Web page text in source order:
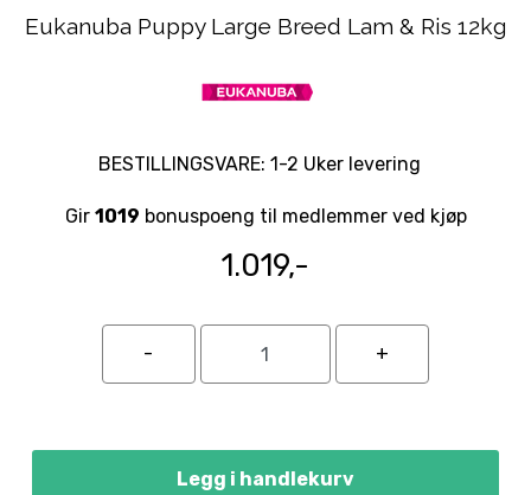
Eukanuba Puppy Large Breed Lam & Ris 12kg
BESTILLINGSVARE: 1-2 Uker levering
Gir 1019 bonuspoeng til medlemmer ved kjøp
1.019,-
Legg i handlekurv